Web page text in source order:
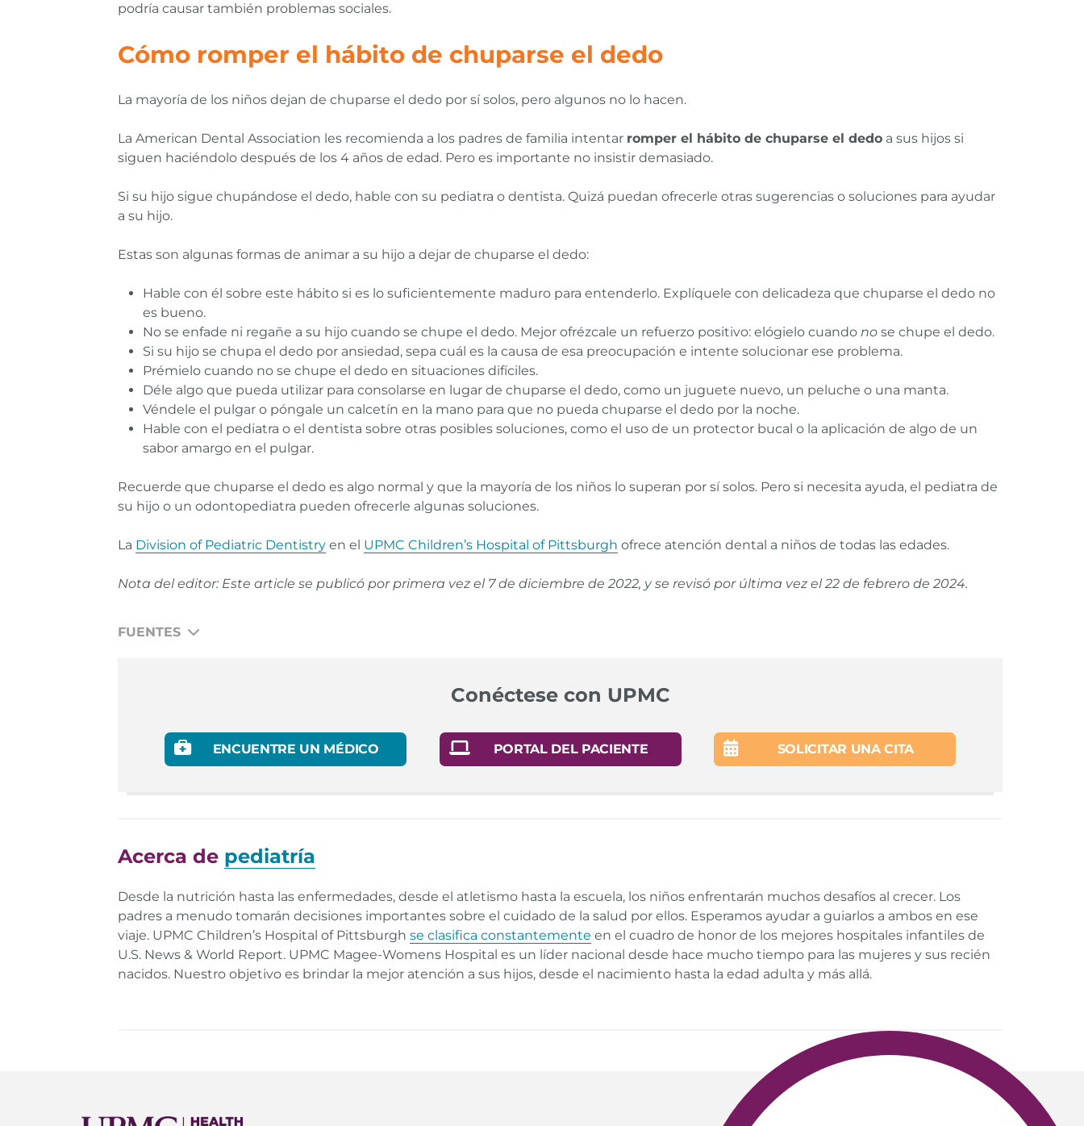
podría causar también problemas sociales.
Cómo romper el hábito de chuparse el dedo
La mayoría de los niños dejan de chuparse el dedo por sí solos, pero algunos no lo hacen.
La American Dental Association les recomienda a los padres de familia intentar romper el hábito de chuparse el dedo a sus hijos si
siguen haciéndolo después de los 4 años de edad. Pero es importante no insistir demasiado.
Si su hijo sigue chupándose el dedo, hable con su pediatra o dentista. Quizá puedan ofrecerle otras sugerencias o soluciones para ayudar
a su hijo.
Estas son algunas formas de animar a su hijo a dejar de chuparse el dedo:
Hable con él sobre este hábito si es lo suficientemente maduro para entenderlo. Explíquele con delicadeza que chuparse el dedo no
es bueno.
No se enfade ni regañe a su hijo cuando se chupe el dedo. Mejor ofrézcale un refuerzo positivo: elógielo cuando no se chupe el dedo.
Si su hijo se chupa el dedo por ansiedad, sepa cuál es la causa de esa preocupación e intente solucionar ese problema.
Prémielo cuando no se chupe el dedo en situaciones difíciles.
Déle algo que pueda utilizar para consolarse en lugar de chuparse el dedo, como un juguete nuevo, un peluche o una manta.
Véndele el pulgar o póngale un calcetín en la mano para que no pueda chuparse el dedo por la noche.
Hable con el pediatra o el dentista sobre otras posibles soluciones, como el uso de un protector bucal o la aplicación de algo de un
sabor amargo en el pulgar.
Recuerde que chuparse el dedo es algo normal y que la mayoría de los niños lo superan por sí solos. Pero si necesita ayuda, el pediatra de
su hijo o un odontopediatra pueden ofrecerle algunas soluciones.
La Division of Pediatric Dentistry en el UPMC Children’s Hospital of Pittsburgh ofrece atención dental a niños de todas las edades.
Nota del editor: Este article se publicó por primera vez el 7 de diciembre de 2022, y se revisó por última vez el22 de febrero de 2024.
FUENTES
Michelle R. Byrd, Elizabeth M. Nelson & Lisa M. Manthey, Practitioner's Guide to Evidence-Based Psychotherapy
, Oral-Digital Habits of Childhood:
Thumb Sucking.
Conéctese con UPMC
ENCUENTRE UN MÉDICO PORTAL DEL PACIENTE SOLICITAR UNA CITA
Acerca de pediatría
Desde la nutrición hasta las enfermedades, desde el atletismo hasta la escuela, los niños enfrentarán muchos desafíos al crecer. Los
padres a menudo tomarán decisiones importantes sobre el cuidado de la salud por ellos. Esperamos ayudar a guiarlos a ambos en ese
viaje. UPMC Children’s Hospital of Pittsburgh se clasifica constantemente en el cuadro de honor de los mejores hospitales infantiles de
U.S. News & World Report. UPMC Magee-Womens Hospital es un líder nacional desde hace mucho tiempo para las mujeres y sus recién
nacidos. Nuestro objetivo es brindar la mejor atención a sus hijos, desde el nacimiento hasta la edad adulta y más allá.